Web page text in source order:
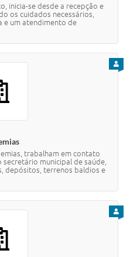
inicia-se desde a recepção e
os cuidados necessários,
e um atendimento de
trabalham em contato
municipal de saúde,
depósitos, terrenos baldios e